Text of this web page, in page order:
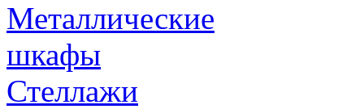
Металлические
шкафы
Стеллажи